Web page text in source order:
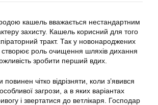
кашель вважається нестандартним
захисту. Кашель корисний для того
тракт. Так у новонароджених
роль очищення шляхів дихання
зробити перший вдих.
чітко відрізняти, коли з’явився
загрози, а в яких варіантах
і звертатися до ветлікаря. Господар